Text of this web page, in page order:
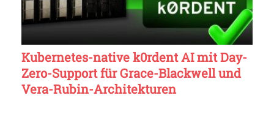
Kubernetes-native k0rdent AI mit Day-
Zero-Support für Grace-Blackwell und
Vera-Rubin-Architekturen